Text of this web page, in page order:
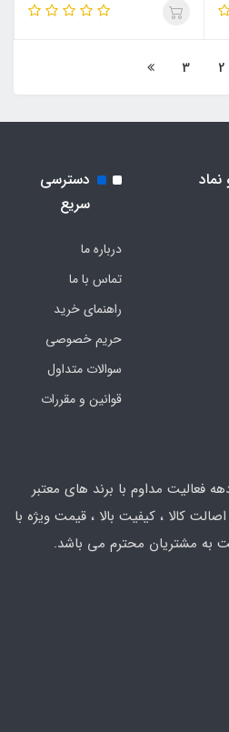
2
3
نماد
دسترسی
سریع
درباره ما
تماس با ما
راهنمای خرید
حریم خصوصی
سوالات متداول
قوانین و مقررات
فعالیت مداوم با برند های معتبر
کالا ، کیفیت بالا ، قیمت ویژه با
به مشتریان محترم می باشد.